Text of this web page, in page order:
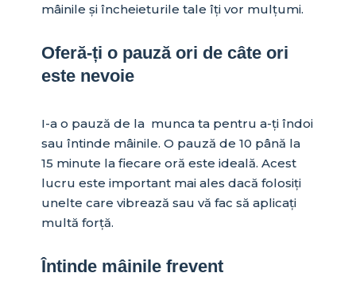
mâinile și încheieturile tale îți vor mulțumi.
Oferă-ți o pauză ori de câte ori
este nevoie
I-a o pauză de la munca ta pentru a-ți îndoi
sau întinde mâinile. O pauză de 10 până la
15 minute la fiecare oră este ideală. Acest
lucru este important mai ales dacă folosiți
unelte care vibrează sau vă fac să aplicați
multă forță.
Întinde mâinile frevent